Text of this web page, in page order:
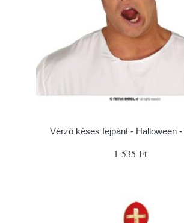
Vérző késes fejpánt - Halloween
1 535 Ft